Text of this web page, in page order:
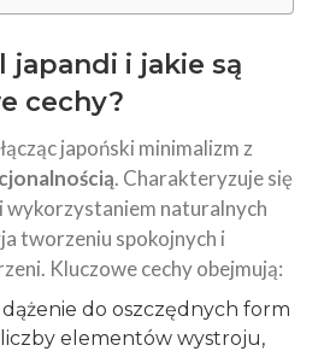
japandi i jakie są
cechy?
japoński minimalizm z
. Charakteryzuje się
wykorzystaniem naturalnych
tworzeniu spokojnych i
Kluczowe cechy obejmują:
dążenie do oszczędnych form
elementów wystroju,